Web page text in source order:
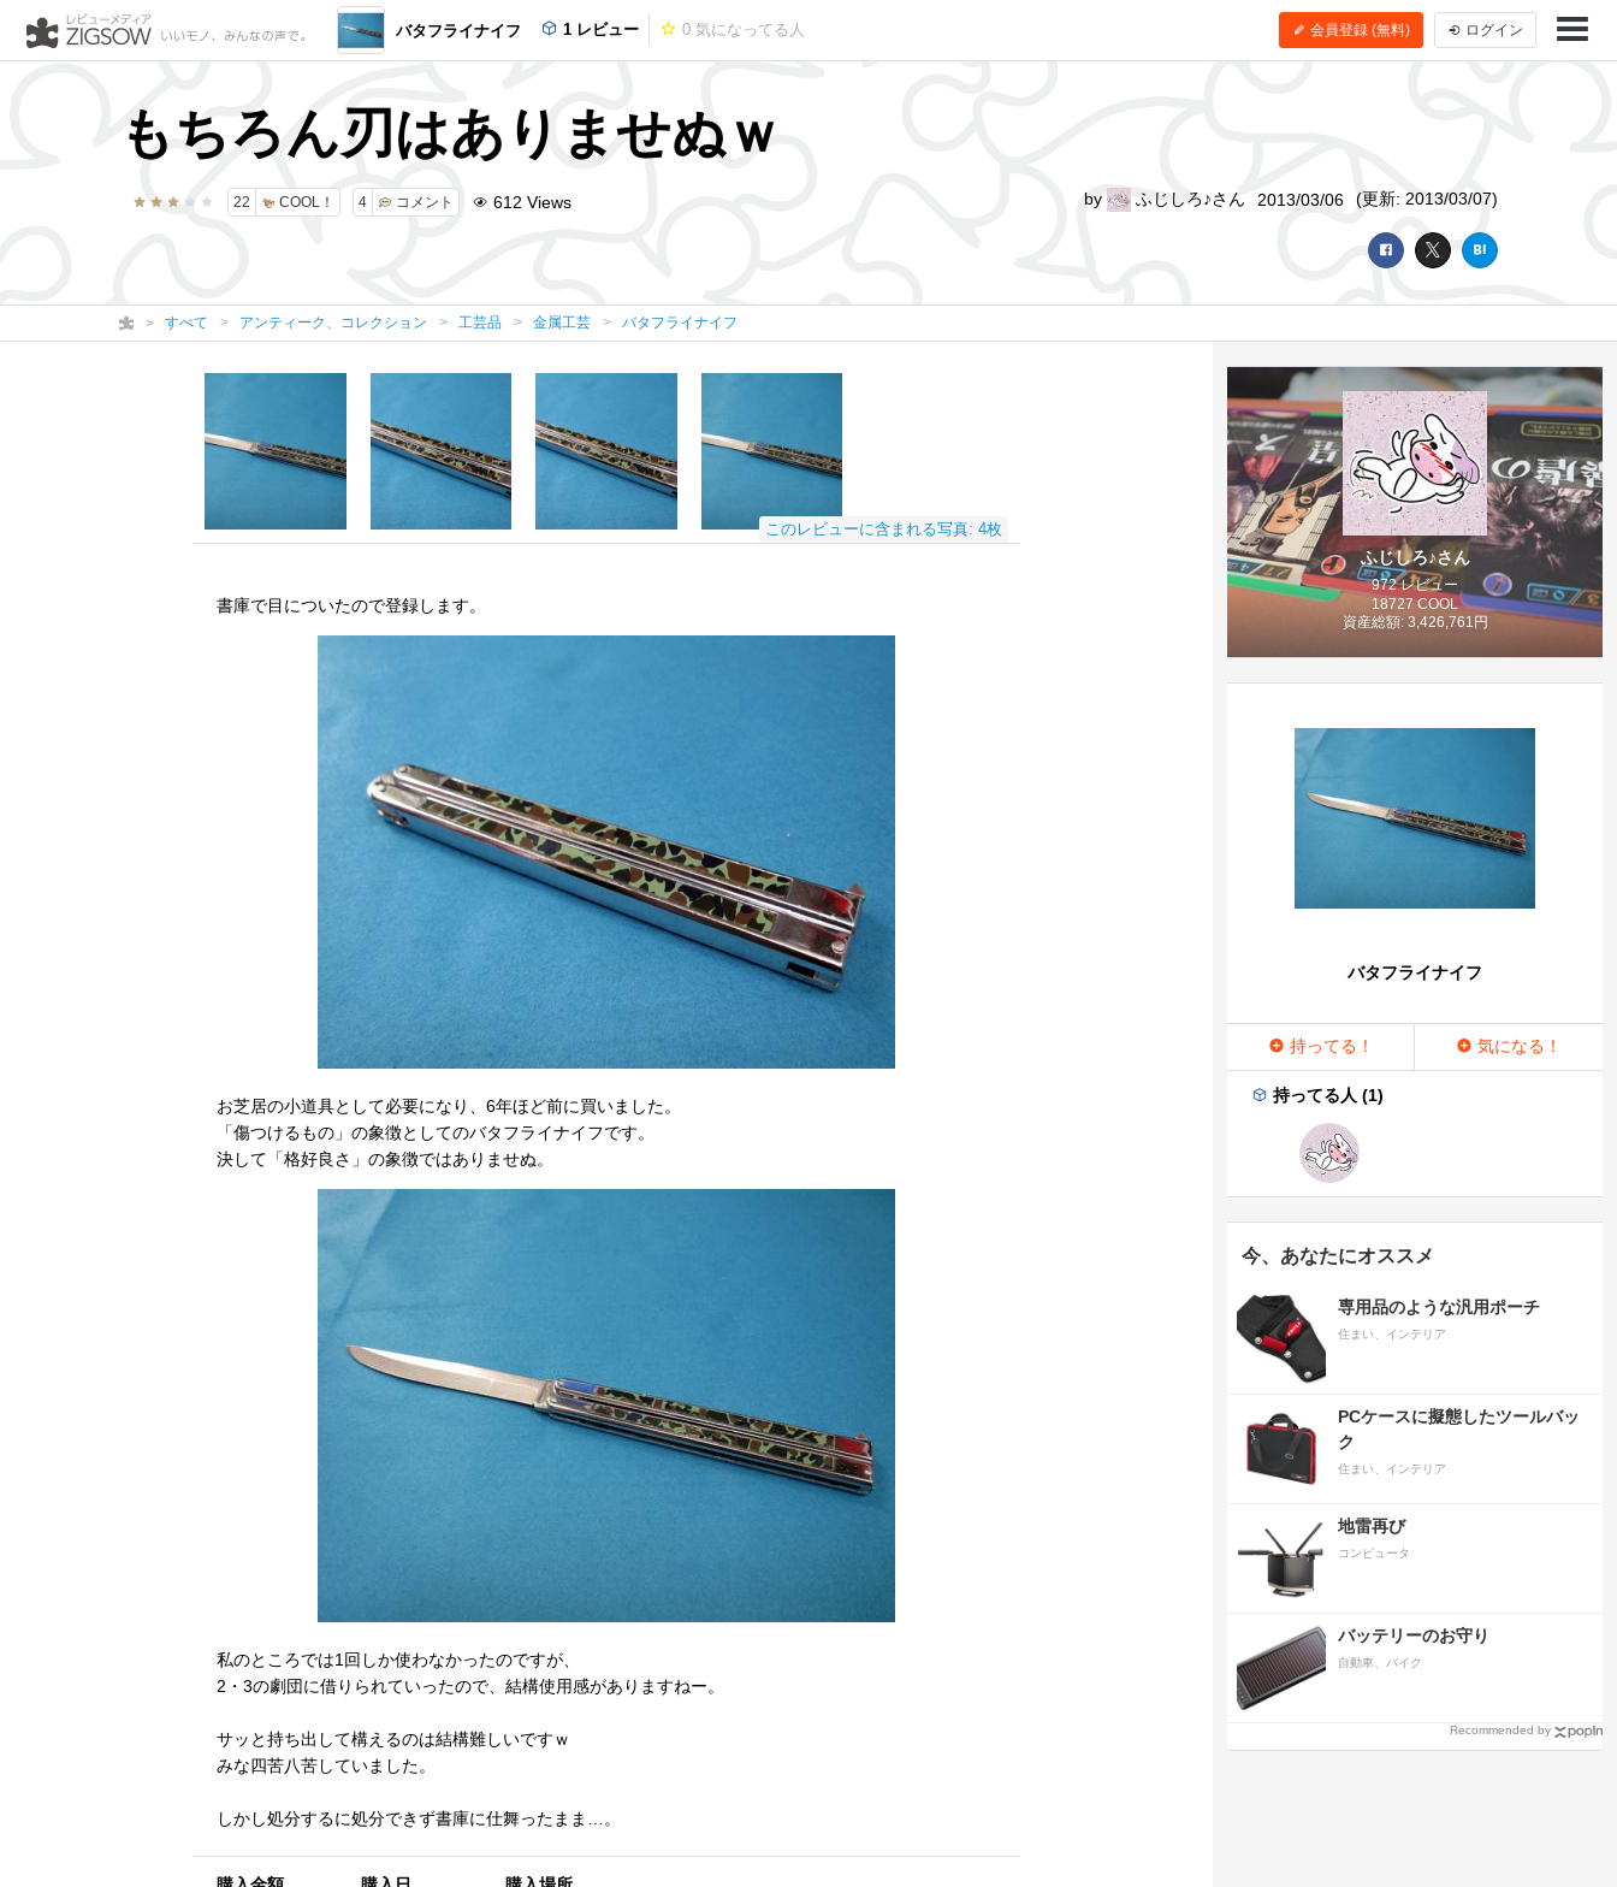
バタフライナイフ 1 レビュー 0 気になってる人 会員登録 (無料) ログイン
もちろん刃はありませぬｗ
22 COOL！ 4 コメント 612 Views by ふじしろ♪さん 2013/03/06 (更新: 2013/03/07)
すべて アンティーク、コレクション 工芸品 金属工芸 バタフライナイフ
このレビューに含まれる写真: 4枚
書庫で目についたので登録します。
お芝居の小道具として必要になり、6年ほど前に買いました。
「傷つけるもの」の象徴としてのバタフライナイフです。
決して「格好良さ」の象徴ではありませぬ。
私のところでは1回しか使わなかったのですが、
2・3の劇団に借りられていったので、結構使用感がありますねー。
サッと持ち出して構えるのは結構難しいですｗ
みな四苦八苦していました。
しかし処分するに処分できず書庫に仕舞ったまま…。
ふじしろ♪さん
972 レビュー
18727 COOL
資産総額: 3,426,761円
バタフライナイフ
持ってる！ 気になる！
持ってる人 (1)
今、あなたにオススメ
専用品のような汎用ポーチ
住まい、インテリア
PCケースに擬態したツールバッ
ク
住まい、インテリア
地雷再び
コンピュータ
バッテリーのお守り
自動車、バイク
Recommended by